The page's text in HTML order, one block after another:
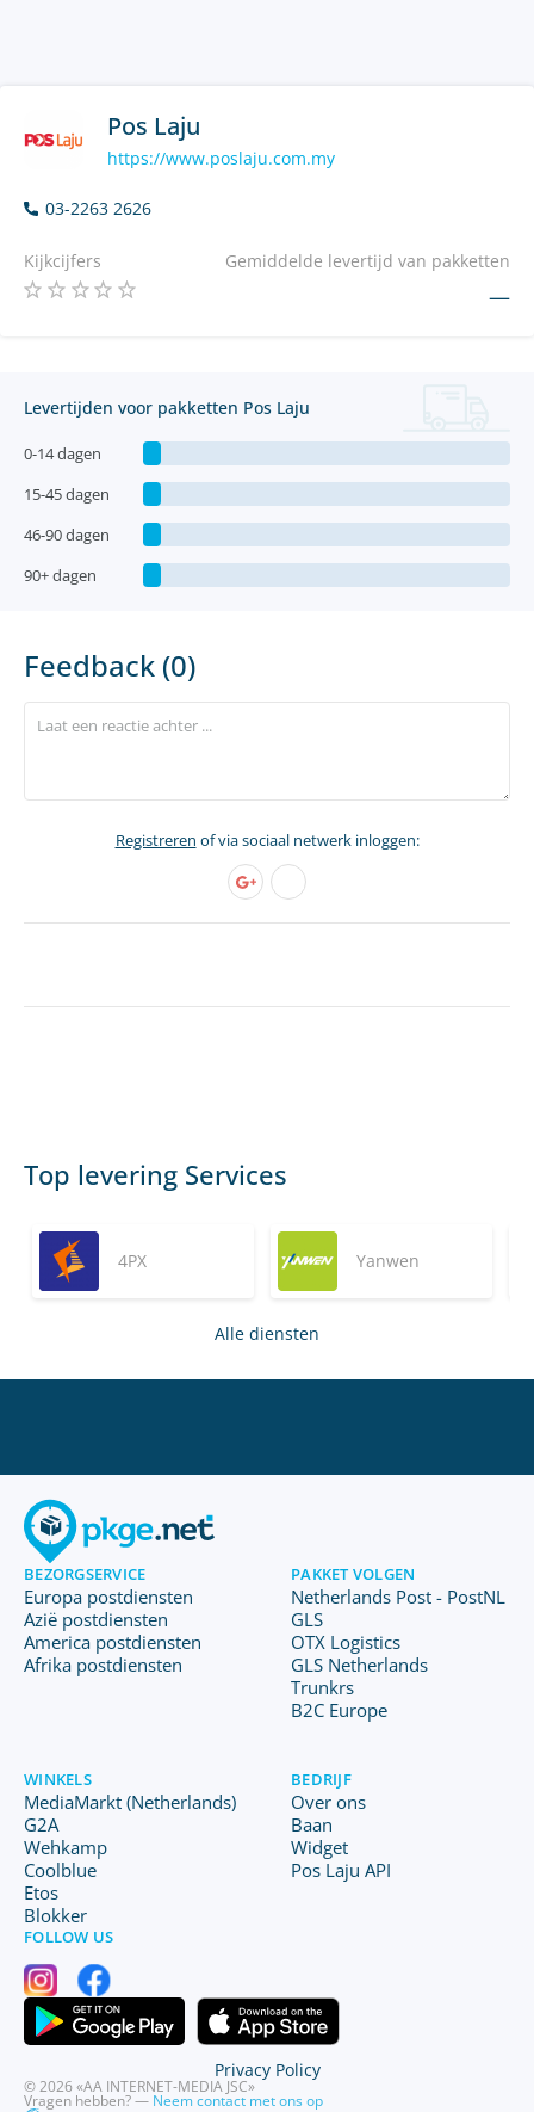
Pos Laju
https://www.poslaju.com.my
03-2263 2626
Kijkcijfers Gemiddelde levertijd van pakketten
—
Levertijden voor pakketten Pos Laju
0-14 dagen
15-45 dagen
46-90 dagen
90+ dagen
Feedback (0)
Registreren of via sociaal netwerk inloggen:
Top levering Services
4PX Yanwen
Alle diensten
BEZORGSERVICE
Europa postdiensten
Azië postdiensten
America postdiensten
Afrika postdiensten
PAKKET VOLGEN
Netherlands Post - PostNL
GLS
OTX Logistics
GLS Netherlands
Trunkrs
B2C Europe
WINKELS
MediaMarkt (Netherlands)
G2A
Wehkamp
Coolblue
Etos
Blokker
BEDRIJF
Over ons
Baan
Widget
Pos Laju API
FOLLOW US
© 2026 «AA INTERNET-MEDIA JSC»
Vragen hebben? — Neem contact met ons op
Privacy Policy